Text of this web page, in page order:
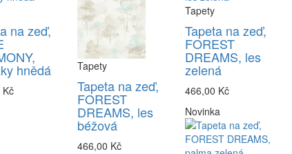
na zeď,
hnědá Tapety
Tapeta na zeď,
FOREST
DREAMS, les
béžová
466,00 Kč
Tapety
Tapeta na zeď,
FOREST
DREAMS, les
zelená
466,00 Kč
Novinka